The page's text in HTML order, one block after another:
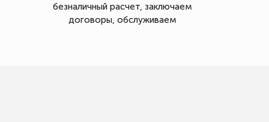
безналичный расчет, заключаем
договоры, обслуживаем